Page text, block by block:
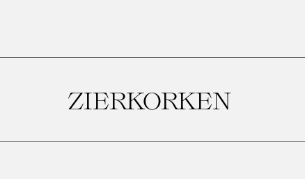
ZIERKORKEN